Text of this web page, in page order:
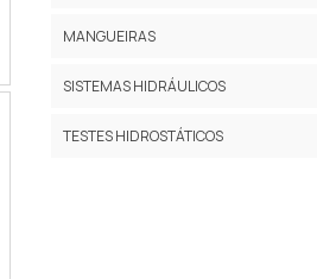
MANGUEIRAS
SISTEMAS HIDRÁULICOS
TESTES HIDROSTÁTICOS